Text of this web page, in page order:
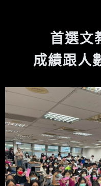
首選文
成績跟人